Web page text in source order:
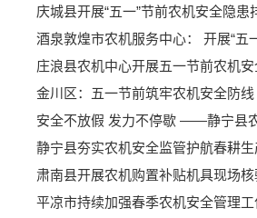
庆城县开展“五一”节前农机安全隐
酒泉敦煌市农机服务中心： 开展“五
庄浪县农机中心开展五一节前农机
金川区：五一节前筑牢农机安全防
安全不放假 发力不停歇 ——静宁县
静宁县夯实农机安全监管护航春耕
肃南县开展农机购置补贴机具现场
平凉市持续加强春季农机安全管理工